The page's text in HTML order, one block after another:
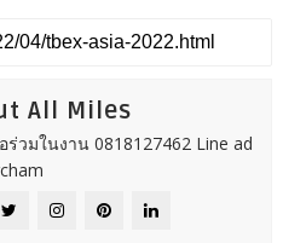
All Miles
ร่วมในงาน 0818127462 Line ad